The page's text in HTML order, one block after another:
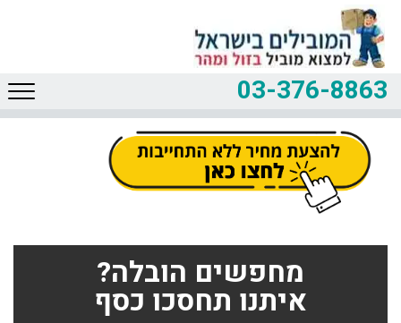
03-376-8863
מחפשים הובלה?
איתנו תחסכו כסף